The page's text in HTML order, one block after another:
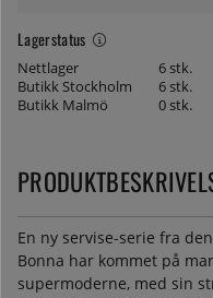
Lagerstatus
Nettlager
6 stk.
Butikk Stockholm
6 stk.
Butikk Malmö
0 stk.
En ny servise-serie fra
Bonna har kommet på
supermoderne, med sin